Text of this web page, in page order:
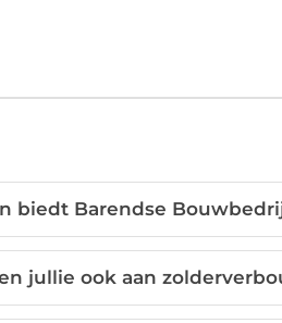
biedt Barendse
jullie ook aan